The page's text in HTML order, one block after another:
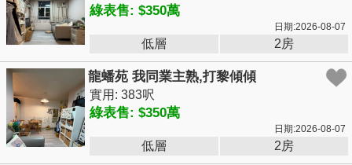
綠表售: $350萬
日期:2026-08-07
低層 2房
龍蟠苑 我同業主熟,打黎傾傾
實用: 383呎
綠表售: $350萬
日期:2026-08-07
低層 2房